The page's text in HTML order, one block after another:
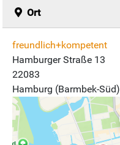
Ort
freundlich+kompetent
Hamburger Straße 13
22083
Hamburg (Barmbek-Süd)